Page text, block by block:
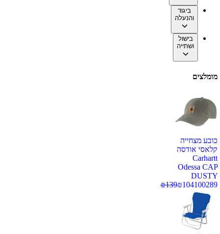
ביגוד
והנעלה
בישול
ושתייה
מומלצים
כובע מצחייה
קלאסי אודסה
Carhartt
Odessa CAP
DUSTY
100289
₪104
₪139